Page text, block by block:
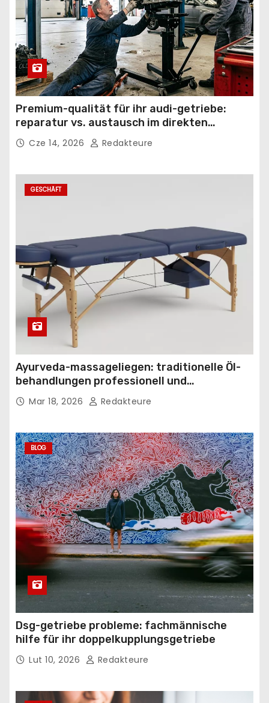
Premium-qualität für ihr audi-getriebe:
reparatur vs. austausch im direkten
vergleich
Cze 14, 2026 Redakteure
GESCHÄFT
Ayurveda-massageliegen: traditionelle Öl-
behandlungen professionell und
komfortabel gestalten
Mar 18, 2026 Redakteure
BLOG
Dsg-getriebe probleme: fachmännische
hilfe für ihr doppelkupplungsgetriebe
Lut 10, 2026 Redakteure